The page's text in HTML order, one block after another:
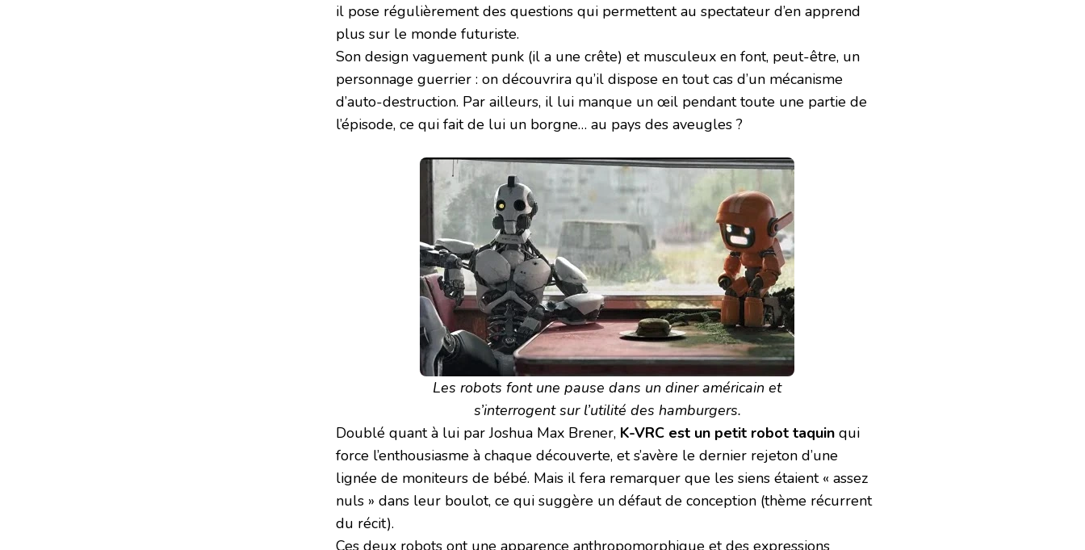
il pose régulièrement des questions qui permettent au spectateur d’en apprend
plus sur le monde futuriste.
Son design vaguement punk (il a une crête) et musculeux en font, peut-être, un
personnage guerrier : on découvrira qu’il dispose en tout cas d’un mécanisme
d’auto-destruction. Par ailleurs, il lui manque un œil pendant toute une partie de
l’épisode, ce qui fait de lui un borgne… au pays des aveugles ?
Les robots font une pause dans un diner américain et
s’interrogent sur l’utilité des hamburgers.
Doublé quant à lui par Joshua Max Brener, K-VRC est un petit robot taquin qui
force l’enthousiasme à chaque découverte, et s’avère le dernier rejeton d’une
lignée de moniteurs de bébé. Mais il fera remarquer que les siens étaient « assez
nuls » dans leur boulot, ce qui suggère un défaut de conception (thème récurrent
du récit).
Ces deux robots ont une apparence anthropomorphique et des expressions